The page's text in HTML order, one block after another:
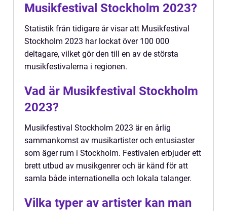
Musikfestival Stockholm 2023?
Statistik från tidigare år visar att Musikfestival
Stockholm 2023 har lockat över 100 000
deltagare, vilket gör den till en av de största
musikfestivalerna i regionen.
Vad är Musikfestival Stockholm
2023?
Musikfestival Stockholm 2023 är en årlig
sammankomst av musikartister och entusiaster
som äger rum i Stockholm. Festivalen erbjuder ett
brett utbud av musikgenrer och är känd för att
samla både internationella och lokala talanger.
Vilka typer av artister kan man